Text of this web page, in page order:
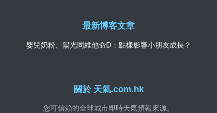
關於 天氣.com.hk
您可信賴的全球城市即時天氣預報來源。
最新博客文章
嬰兒奶粉、陽光同維他命D：點樣影響小朋友成長？